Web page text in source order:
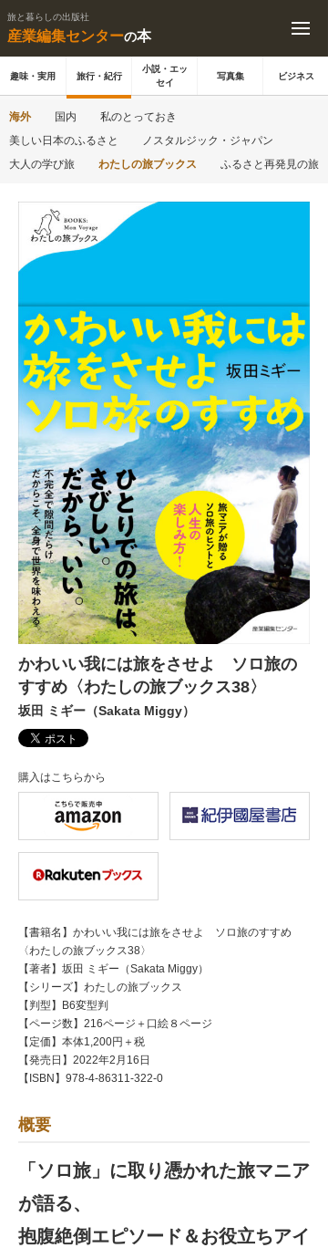
旅と暮らしの出版社
産業編集センターの本
趣味・実用 旅行・紀行
小説・エッ
セイ
写真集 ビジネス
海外 国内
私のとっておき
美しい日本のふるさと
ノスタルジック・ジャパン
大人の学び旅
わたしの旅ブックス ふるさと再発見の旅
かわいい我には旅をさせよ ソロ旅の
すすめ〈わたしの旅ブックス38〉
坂田 ミギー（Sakata Miggy）
購入はこちらから
【書籍名】かわいい我には旅をさせよ ソロ旅のすすめ
〈わたしの旅ブックス38〉
【著者】坂田 ミギー（Sakata Miggy）
【シリーズ】わたしの旅ブックス
【判型】B6変型判
【ページ数】216ページ＋口絵８ページ
【定価】本体1,200円＋税
【発売日】2022年2月16日
【ISBN】978-4-86311-322-0
概要
「ソロ旅」に取り憑かれた旅マニア
が語る、
抱腹絶倒エピソード＆お役立ちアイ